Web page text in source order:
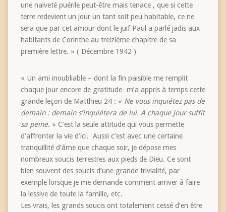
une naïveté puérile peut-être mais tenace , que si cette
terre redevient un jour un tant soit peu habitable, ce ne
sera que par cet amour dont le juif Paul a parlé jadis aux
habitants de Corinthe au treizième chapitre de sa
première lettre. » ( Décembre 1942 )
« Un ami inoubliable – dont la fin paisible me remplit
chaque jour encore de gratitude- m’a appris à temps cette
grande leçon de Matthieu 24 : « Ne vous inquiétez pas de
demain : demain s’inquiétera de lui. A chaque jour suffit
sa peine. » C’est la seule attitude qui vous permette
d’affronter la vie d’ici. Aussi c’est avec une certaine
tranquillité d’âme que chaque soir, je dépose mes
nombreux soucis terrestres aux pieds de Dieu. Ce sont
bien souvent des soucis d’une grande trivialité, par
exemple lorsque je me demande comment arriver à faire
la lessive de toute la famille, etc.
Les vrais, les grands soucis ont totalement cessé d’en être